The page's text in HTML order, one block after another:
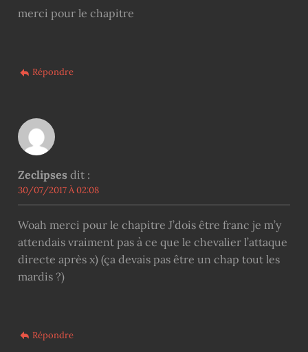
merci pour le chapitre
Répondre
Zeclipses dit :
30/07/2017 À 02:08
Woah merci pour le chapitre J’dois être franc je m’y
attendais vraiment pas à ce que le chevalier l’attaque
directe après x) (ça devais pas être un chap tout les
mardis ?)
Répondre